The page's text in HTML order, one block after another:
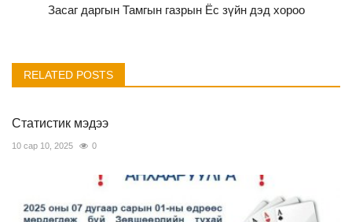
Засаг даргын Тамгын газрын Ёс зүйн дэд хороо
RELATED POSTS
Статистик мэдээ
10 сар 10, 2025 0